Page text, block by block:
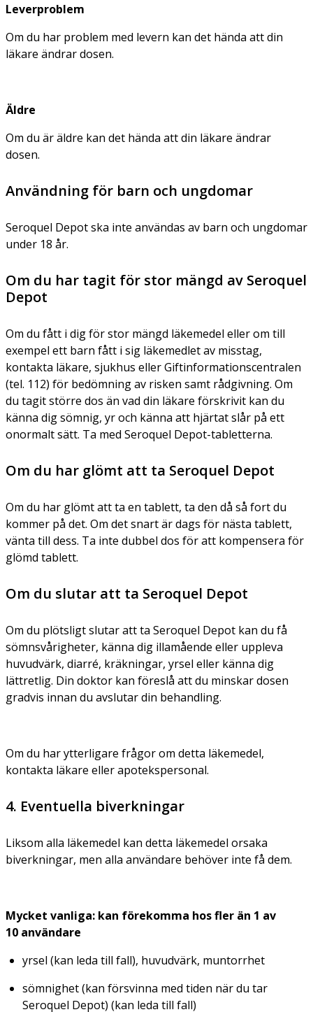
Leverproblem
Om du har problem med levern kan det hända att din
läkare ändrar dosen.
Äldre
Om du är äldre kan det hända att din läkare ändrar
dosen.
Användning för barn och ungdomar
Seroquel Depot ska inte användas av barn och ungdomar
under 18 år.
Om du har tagit för stor mängd av Seroquel
Depot
Om du fått i dig för stor mängd läkemedel eller om till
exempel ett barn fått i sig läkemedlet av misstag,
kontakta läkare, sjukhus eller Giftinformationscentralen
(tel. 112) för bedömning av risken samt rådgivning. Om
du tagit större dos än vad din läkare förskrivit kan du
känna dig sömnig, yr och känna att hjärtat slår på ett
onormalt sätt. Ta med Seroquel Depot-tabletterna.
Om du har glömt att ta Seroquel Depot
Om du har glömt att ta en tablett, ta den då så fort du
kommer på det. Om det snart är dags för nästa tablett,
vänta till dess. Ta inte dubbel dos för att kompensera för
glömd tablett.
Om du slutar att ta Seroquel Depot
Om du plötsligt slutar att ta Seroquel Depot kan du få
sömnsvårigheter, känna dig illamående eller uppleva
huvudvärk, diarré, kräkningar, yrsel eller känna dig
lättretlig. Din doktor kan föreslå att du minskar dosen
gradvis innan du avslutar din behandling.
Om du har ytterligare frågor om detta läkemedel,
kontakta läkare eller apotekspersonal.
4. Eventuella biverkningar
Liksom alla läkemedel kan detta läkemedel orsaka
biverkningar, men alla användare behöver inte få dem.
Mycket vanliga: kan förekomma hos fler än 1 av
10 användare
yrsel (kan leda till fall), huvudvärk, muntorrhet
sömnighet (kan försvinna med tiden när du tar
Seroquel Depot) (kan leda till fall)